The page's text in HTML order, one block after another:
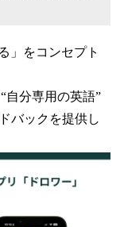
」をコンセプト
自分専用の英語”
バックを提供し